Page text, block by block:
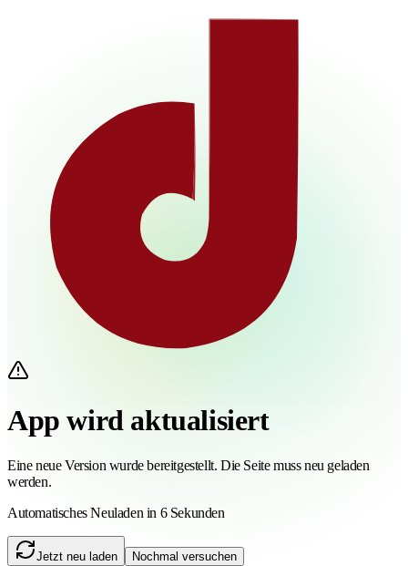
App wird aktualisiert
Eine neue Version wurde bereitgestellt. Die Seite muss neu geladen
werden.
Automatisches Neuladen in 6 Sekunden
Jetzt neu laden Nochmal versuchen